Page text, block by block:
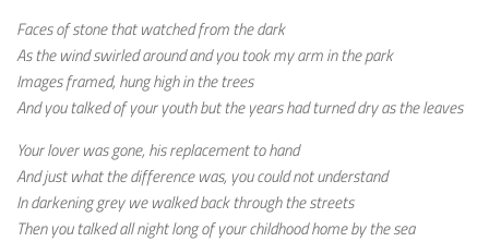
Faces of stone that watched from the dark
As the wind swirled around and you took my arm in the park
Images framed, hung high in the trees
And you talked of your youth but the years had turned dry as the leaves
Your lover was gone, his replacement to hand
And just what the difference was, you could not understand
In darkening grey we walked back through the streets
Then you talked all night long of your childhood home by the sea